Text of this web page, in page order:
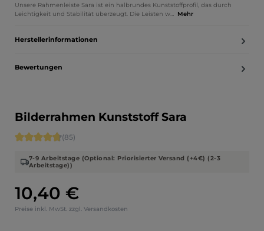
Unsere Rahmenleiste Sara ist ein halbrundes Kunststoffprofil, das durch
Leichtigkeit und Stabilität überzeugt. Die Leisten w… Mehr
Herstellerinformationen
Bewertungen
Bilderrahmen Kunststoff Sara
Regulärer Preis:
10,40 €
Preise inkl. MwSt. zzgl. Versandkosten
Durchschnittliche Bewertung von 4.71 von 5 Sternen
(85)
7-9 Arbeitstage (Optional: Priorisierter Versand (+4€) (2-3
Arbeitstage))